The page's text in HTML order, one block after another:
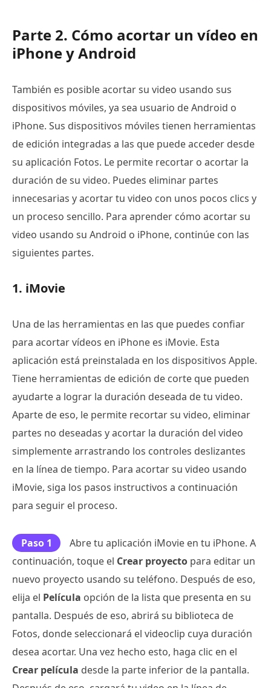
Parte 2. Cómo acortar un vídeo en
iPhone y Android
También es posible acortar su video usando sus
dispositivos móviles, ya sea usuario de Android o
iPhone. Sus dispositivos móviles tienen herramientas
de edición integradas a las que puede acceder desde
su aplicación Fotos. Le permite recortar o acortar la
duración de su video. Puedes eliminar partes
innecesarias y acortar tu video con unos pocos clics y
un proceso sencillo. Para aprender cómo acortar su
video usando su Android o iPhone, continúe con las
siguientes partes.
1. iMovie
Una de las herramientas en las que puedes confiar
para acortar vídeos en iPhone es iMovie. Esta
aplicación está preinstalada en los dispositivos Apple.
Tiene herramientas de edición de corte que pueden
ayudarte a lograr la duración deseada de tu video.
Aparte de eso, le permite recortar su video, eliminar
partes no deseadas y acortar la duración del video
simplemente arrastrando los controles deslizantes
en la línea de tiempo. Para acortar su video usando
iMovie, siga los pasos instructivos a continuación
para seguir el proceso.
Paso 1
Abre tu aplicación iMovie en tu iPhone. A
continuación, toque el Crear proyecto para editar un
nuevo proyecto usando su teléfono. Después de eso,
elija el Película opción de la lista que presenta en su
pantalla. Después de eso, abrirá su biblioteca de
Fotos, donde seleccionará el videoclip cuya duración
desea acortar. Una vez hecho esto, haga clic en el
Crear película desde la parte inferior de la pantalla.